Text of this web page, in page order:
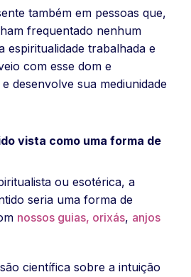
também em pessoas que,
frequentado nenhum
espiritualidade trabalhada e
com esse dom e
desenvolve sua mediunidade
vista como uma forma de
ou esotérica, a
seria uma forma de
nossos guias, orixás, anjos
científica sobre a intuição